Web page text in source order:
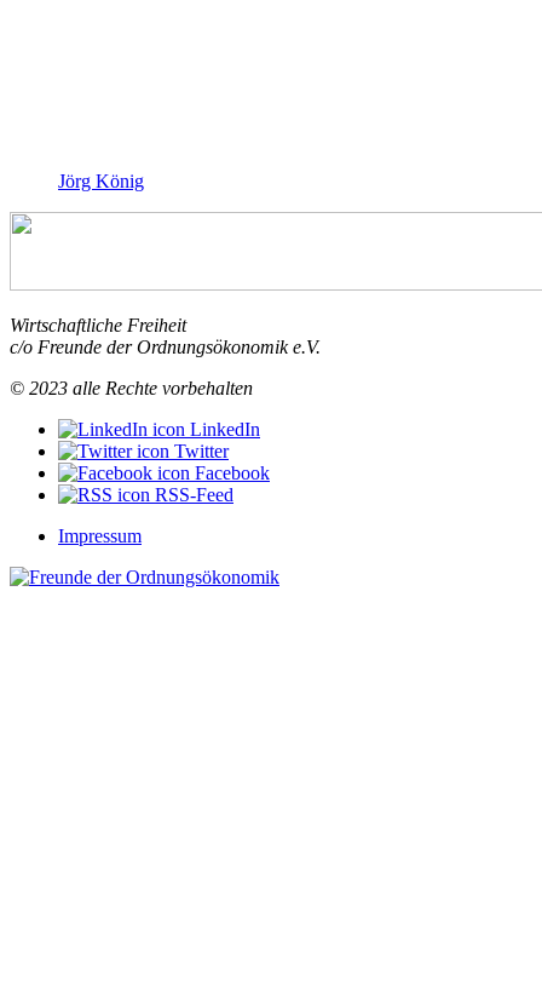
Jörg König
Wirtschaftliche Freiheit
c/o Freunde der Ordnungsökonomik e.V.
© 2023 alle Rechte vorbehalten
LinkedIn
Twitter
Facebook
RSS-Feed
Impressum